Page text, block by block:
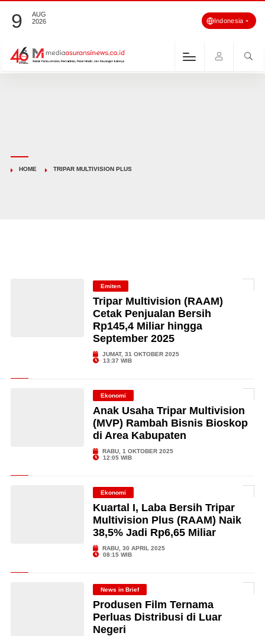
9
AUG
2026
Indonesia
HOME TRIPAR MULTIVISION PLUS
Emiten
Tripar Multivision (RAAM)
Cetak Penjualan Bersih
Rp145,4 Miliar hingga
September 2025
JUMAT, 31 OKTOBER 2025
13:37 WIB
Ekonomi
Anak Usaha Tripar Multivision
(MVP) Rambah Bisnis Bioskop
di Area Kabupaten
RABU, 1 OKTOBER 2025
12:05 WIB
Ekonomi
Kuartal I, Laba Bersih Tripar
Multivision Plus (RAAM) Naik
38,5% Jadi Rp6,65 Miliar
RABU, 30 APRIL 2025
08:15 WIB
News in Brief
Produsen Film Ternama
Perluas Distribusi di Luar
Negeri